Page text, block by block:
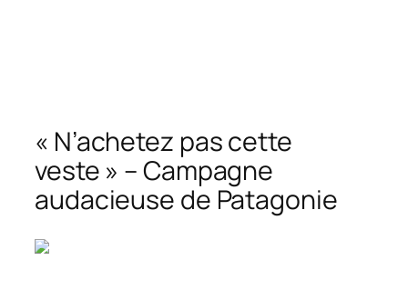
« N’achetez pas cette
veste » – Campagne
audacieuse de Patagonie